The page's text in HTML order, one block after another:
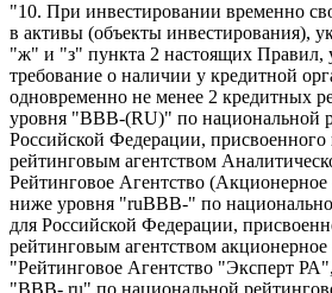
"10. При инвестировании временно
в активы (объекты инвестирования),
"ж" и "з" пункта 2 настоящих Правил,
требование о наличии у кредитной
одновременно не менее 2 кредитных
уровня "BBB-(RU)" по национальной
Российской Федерации,
рейтинговым агентством
Рейтинговое Агентство
ниже уровня "ruВВВ-" по
для Российской Федерации,
рейтинговым агентством
"Рейтинговое Агентство "Эксперт